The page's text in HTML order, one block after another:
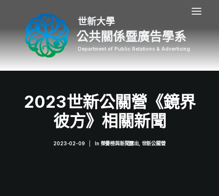
公共關係暨廣告學系
2023世新公關營《鏡界
彼方》相關新聞
2023-02-09 In 榮譽榜與新聞露出 世新公關營